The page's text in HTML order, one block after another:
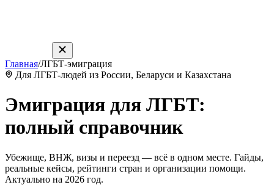
Главная/ЛГБТ-эмиграция
Для ЛГБТ-людей из России, Беларуси и Казахстана
Эмиграция для ЛГБТ:
полный справочник
Убежище, ВНЖ, визы и переезд — всё в одном месте. Гайды,
реальные кейсы, рейтинги стран и организации помощи.
Актуально на 2026 год.